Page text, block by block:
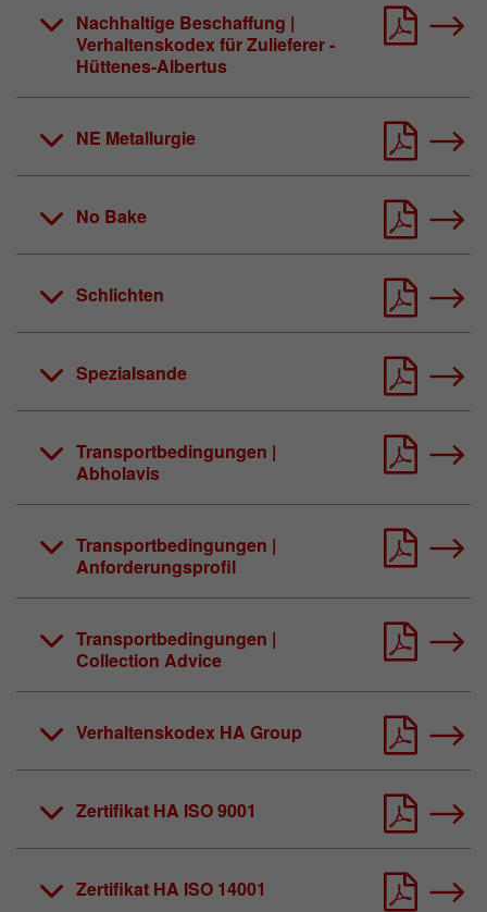
Nachhaltige Beschaffung |
Verhaltenskodex für Zulieferer -
Hüttenes-Albertus
NE Metallurgie
No Bake
Schlichten
Spezialsande
Transportbedingungen |
Abholavis
Transportbedingungen |
Anforderungsprofil
Transportbedingungen |
Collection Advice
Verhaltenskodex HA Group
Zertifikat HA ISO 9001
Zertifikat HA ISO 14001